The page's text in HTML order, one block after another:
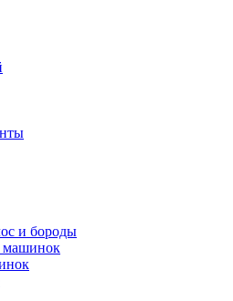
и бороды
машинок